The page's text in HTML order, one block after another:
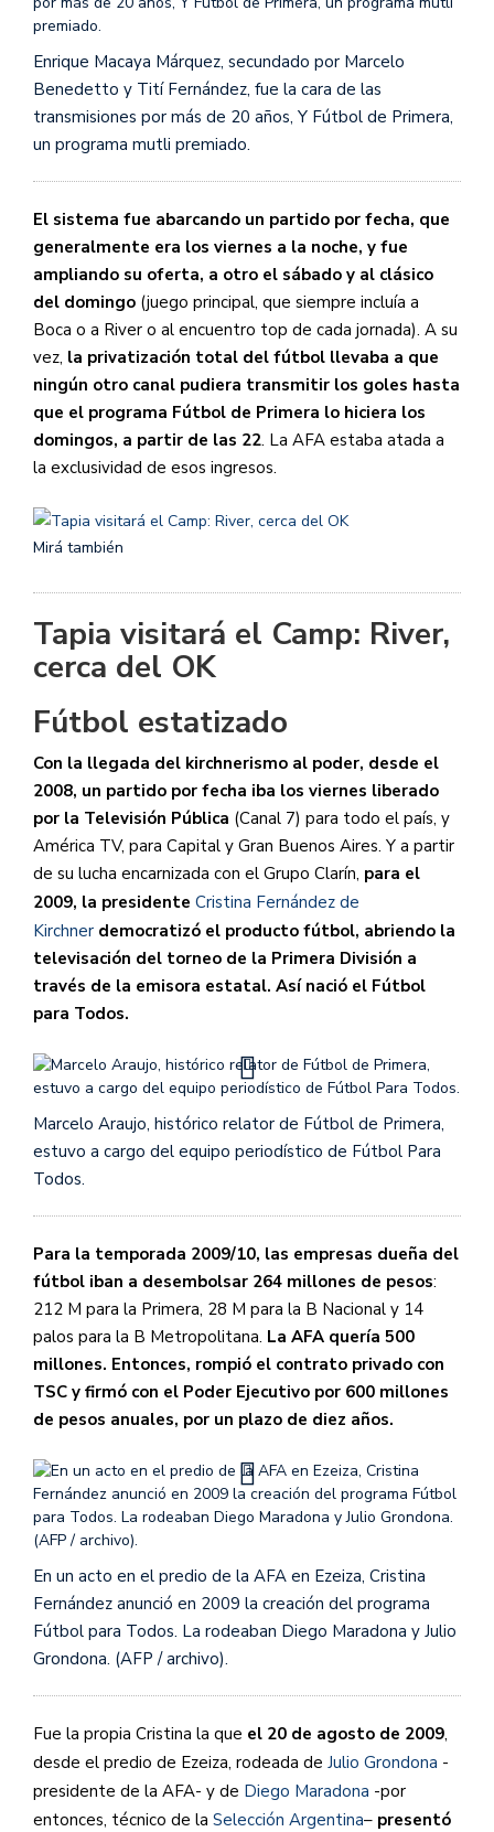
Enrique Macaya Márquez, secundado por Marcelo
Benedetto y Tití Fernández, fue la cara de las
transmisiones por más de 20 años, Y Fútbol de Primera,
un programa mutli premiado.
El sistema fue abarcando un partido por fecha, que
generalmente era los viernes a la noche, y fue
ampliando su oferta, a otro el sábado y al clásico
del domingo (juego principal, que siempre incluía a
Boca o a River o al encuentro top de cada jornada). A su
vez, la privatización total del fútbol llevaba a que
ningún otro canal pudiera transmitir los goles hasta
que el programa Fútbol de Primera lo hiciera los
domingos, a partir de las 22. La AFA estaba atada a
la exclusividad de esos ingresos.
Mirá también
Tapia visitará el Camp: River,
cerca del OK
Fútbol estatizado
Con la llegada del kirchnerismo al poder, desde el
2008, un partido por fecha iba los viernes liberado
por la Televisión Pública (Canal 7) para todo el país, y
América TV, para Capital y Gran Buenos Aires. Y a partir
de su lucha encarnizada con el Grupo Clarín, para el
2009, la presidente Cristina Fernández de
Kirchner democratizó el producto fútbol, abriendo la
televisación del torneo de la Primera División a
través de la emisora estatal. Así nació el Fútbol
para Todos.
Marcelo Araujo, histórico relator de Fútbol de Primera,
estuvo a cargo del equipo periodístico de Fútbol Para
Todos.
Para la temporada 2009/10, las empresas dueña del
fútbol iban a desembolsar 264 millones de pesos:
212 M para la Primera, 28 M para la B Nacional y 14
palos para la B Metropolitana. La AFA quería 500
millones. Entonces, rompió el contrato privado con
TSC y firmó con el Poder Ejecutivo por 600 millones
de pesos anuales, por un plazo de diez años.
En un acto en el predio de la AFA en Ezeiza, Cristina
Fernández anunció en 2009 la creación del programa
Fútbol para Todos. La rodeaban Diego Maradona y Julio
Grondona. (AFP / archivo).
Fue la propia Cristina la que el 20 de agosto de 2009,
desde el predio de Ezeiza, rodeada de Julio Grondona -
presidente de la AFA- y de Diego Maradona -por
entonces, técnico de la Selección Argentina– presentó